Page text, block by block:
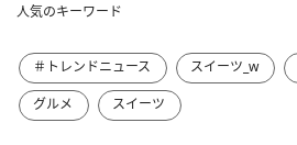
人気のキーワード
＃トレンドニュース スイーツ_w
グルメ
スイーツ